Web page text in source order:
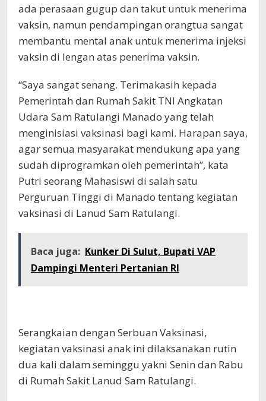
ada perasaan gugup dan takut untuk menerima
vaksin, namun pendampingan orangtua sangat
membantu mental anak untuk menerima injeksi
vaksin di lengan atas penerima vaksin.
“Saya sangat senang. Terimakasih kepada
Pemerintah dan Rumah Sakit TNI Angkatan
Udara Sam Ratulangi Manado yang telah
menginisiasi vaksinasi bagi kami. Harapan saya,
agar semua masyarakat mendukung apa yang
sudah diprogramkan oleh pemerintah”, kata
Putri seorang Mahasiswi di salah satu
Perguruan Tinggi di Manado tentang kegiatan
vaksinasi di Lanud Sam Ratulangi.
Baca juga: Kunker Di Sulut, Bupati VAP
Dampingi Menteri Pertanian RI
Serangkaian dengan Serbuan Vaksinasi,
kegiatan vaksinasi anak ini dilaksanakan rutin
dua kali dalam seminggu yakni Senin dan Rabu
di Rumah Sakit Lanud Sam Ratulangi.